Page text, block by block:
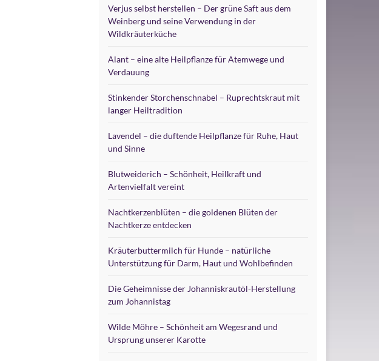
Verjus selbst herstellen – Der grüne Saft aus dem
Weinberg und seine Verwendung in der
Wildkräuterküche
Alant – eine alte Heilpflanze für Atemwege und
Verdauung
Stinkender Storchenschnabel – Ruprechtskraut mit
langer Heiltradition
Lavendel – die duftende Heilpflanze für Ruhe, Haut
und Sinne
Blutweiderich – Schönheit, Heilkraft und
Artenvielfalt vereint
Nachtkerzenblüten – die goldenen Blüten der
Nachtkerze entdecken
Kräuterbuttermilch für Hunde – natürliche
Unterstützung für Darm, Haut und Wohlbefinden
Die Geheimnisse der Johanniskrautöl-Herstellung
zum Johannistag
Wilde Möhre – Schönheit am Wegesrand und
Ursprung unserer Karotte